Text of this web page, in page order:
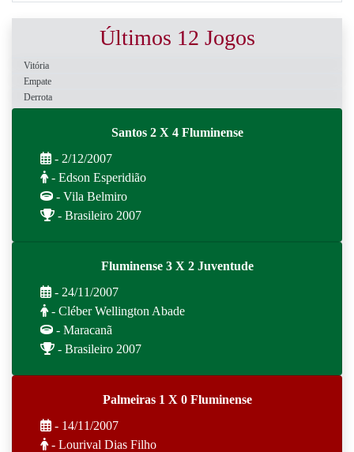
Últimos 12 Jogos
Vitória
Empate
Derrota
Santos 2 X 4 Fluminense
- 2/12/2007
- Edson Esperidião
- Vila Belmiro
- Brasileiro 2007
Fluminense 3 X 2 Juventude
- 24/11/2007
- Cléber Wellington Abade
- Maracanã
- Brasileiro 2007
Palmeiras 1 X 0 Fluminense
- 14/11/2007
- Lourival Dias Filho